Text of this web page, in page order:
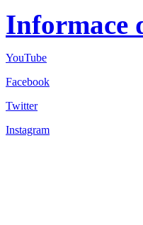
Informace
YouTube
Facebook
Twitter
Instagram